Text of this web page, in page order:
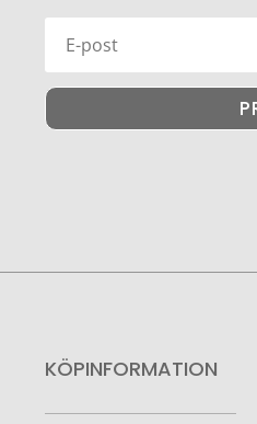
KÖPINFORMATION